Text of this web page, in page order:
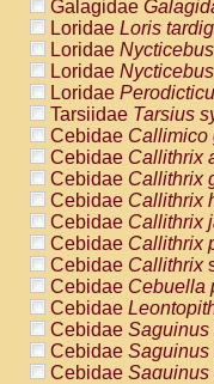
AtelidaeAteles
Atelidae Lagothrix
AtelidaeLagothrix
Pitheciidae
Pitheciidae
Pitheciidae
Pitheciidae
Pitheciidae
Pitheciidae
Pitheciidae
Pitheciidae
Pitheciidae
Cercopithecidae
Cercopithecidae
Cercopithecidae
Cercopithecidae
Cercopithecidae
Cercopithecidae
Galagidae
Loridae Loris
Loridae
Loridae
Loridae
Tarsiidae Tarsius
Cebidae Callimico
Cebidae Callithrix
Cebidae Callithrix
Cebidae Callithrix
Cebidae Callithrix
Cebidae Callithrix
Cebidae Callithrix
Cebidae Cebuella
Cebidae
Cebidae Saguinus
Cebidae Saguinus
Cebidae Saguinus